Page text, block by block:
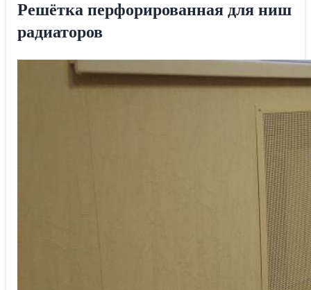
Решётка перфорированная для ниш
радиаторов